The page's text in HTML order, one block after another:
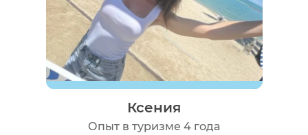
Ксения
Опыт в туризме 4 года